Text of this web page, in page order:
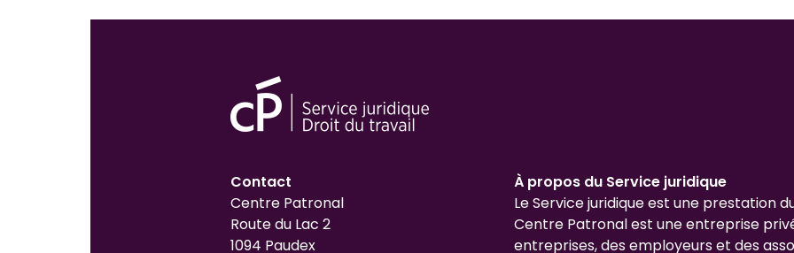
Contact
Centre Patronal
Route du Lac 2
1094 Paudex
À propos du Service juridique
Le Service juridique est une prestation
Centre Patronal est une entreprise
entreprises, des employeurs et des